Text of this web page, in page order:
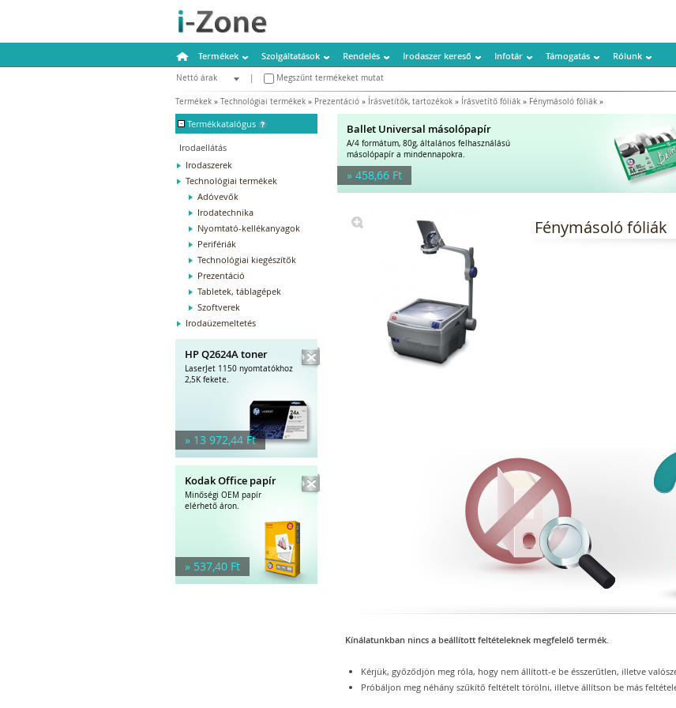
Termékek Szolgáltatások Rendelés Irodaszer kereső Infotár Támogatás Rólunk
Nettó árak
Megszűnt termékeket mutat
Termékek » Technológiai termékek » Prezentáció » Írásvetítők, tartozékok » Írásvetítő fóliák » Fénymásoló fóliák »
- Termékkatalógus
Irodaellátás
Irodaszerek
Technológiai termékek
Adóvevők
Irodatechnika
Nyomtató-kellékanyagok
Perifériák
Technológiai kiegészítők
Prezentáció
Tabletek, táblagépek
Szoftverek
Irodaüzemeltetés
HP Q2624A toner
LaserJet 1150 nyomtatókhoz
2,5K fekete.
» 13 972,44 Ft
Kodak Office papír
Minőségi OEM papír
elérhető áron.
» 537,40 Ft
Ballet Universal másolópapír
A/4 formátum, 80g, általános felhasználású
másolópapír a mindennapokra.
» 458,66 Ft
Fénymásoló fóliák
Kínálatunkban nincs a beállított feltételeknek megfelelő termék.
Kérjük, győződjön meg róla, hogy nem állított-e be ésszerűtlen, illetve
Próbáljon meg néhány szűkítő feltételt törölni, illetve állítson be más